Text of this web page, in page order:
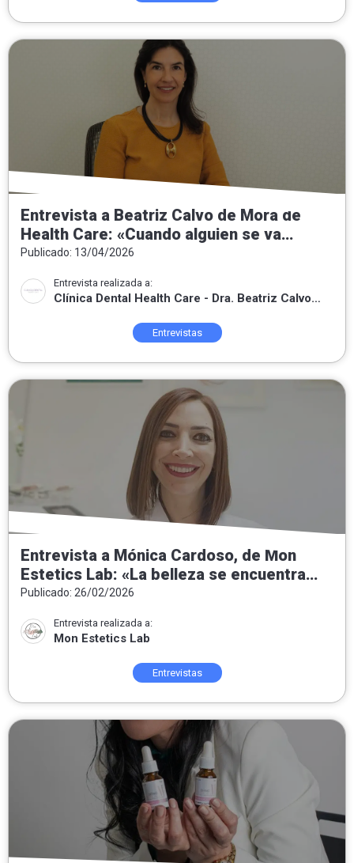
Entrevista a Beatriz Calvo de Mora de
Health Care: «Cuando alguien se va
contento, sé que he sabido escuchar,
conocimientos a su servicio.»
Publicado: 13/04/2026
Entrevista realizada a:
Clínica Dental Health Care - Dra. Beatriz Calvo
Entrevistas
Entrevista a Mónica Cardoso, de Mon
Estetics Lab: «La belleza se encuentra
tanto por dentro como por fuera»
Publicado: 26/02/2026
Entrevista realizada a:
Mon Estetics Lab
Entrevistas